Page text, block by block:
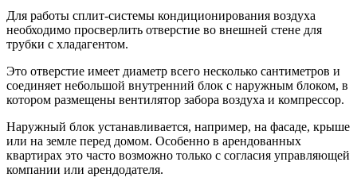
Для работы сплит-системы кондиционирования воздуха
необходимо просверлить отверстие во внешней стене для
трубки с хладагентом.
Это отверстие имеет диаметр всего несколько сантиметров и
соединяет небольшой внутренний блок с наружным блоком, в
котором размещены вентилятор забора воздуха и компрессор.
Наружный блок устанавливается, например, на фасаде, крыше
или на земле перед домом. Особенно в арендованных
квартирах это часто возможно только с согласия управляющей
компании или арендодателя.